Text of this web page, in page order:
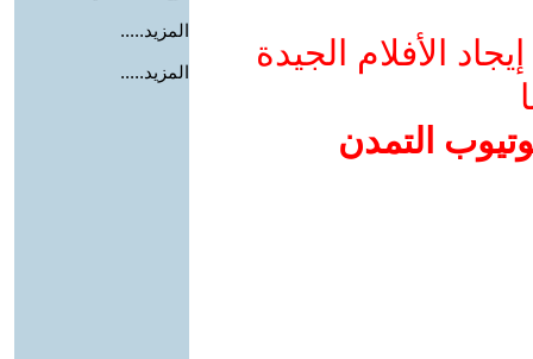
الأفلام الجيدة
التمدن
المزيد.....
المزيد.....